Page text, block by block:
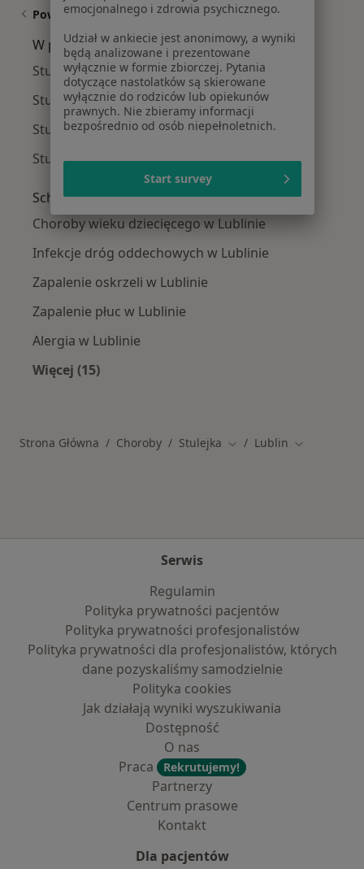
Powiązane wyszukiwania
W pobliżu Lublina
Stulejka w Puławach
Stulejka w Nałęczowie
Stulejka w Opolu
Stulejka w Świdniku
Schorzenia w Lublinie
Choroby wieku dziecięcego w Lublinie
Infekcje dróg oddechowych w Lublinie
Zapalenie oskrzeli w Lublinie
Zapalenie płuc w Lublinie
Alergia w Lublinie
Więcej (15)
Strona Główna Choroby Stulejka Zmień miasto
Lublin Zmień
Serwis
Regulamin
Polityka prywatności pacjentów
Polityka prywatności profesjonalistów
Polityka prywatności dla profesjonalistów, których
dane pozyskaliśmy samodzielnie
Polityka cookies
Jak działają wyniki wyszukiwania
Dostępność
O nas
Praca
Rekrutujemy!
Partnerzy
Centrum prasowe
Kontakt
Dla pacjentów
emocjonalnego i zdrowia psychicznego.
Udział w ankiecie jest anonimowy, a wyniki
będą analizowane i prezentowane
wyłącznie w formie zbiorczej. Pytania
dotyczące nastolatków są skierowane
wyłącznie do rodziców lub opiekunów
prawnych. Nie zbieramy informacji
bezpośrednio od osób niepełnoletnich.
Start survey